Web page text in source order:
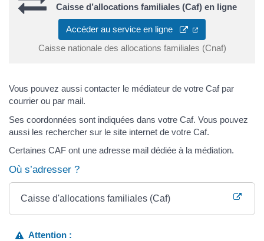
Caisse d’allocations familiales (Caf) en ligne
Accéder au service en ligne
Caisse nationale des allocations familiales (Cnaf)
Vous pouvez aussi contacter le médiateur de votre Caf par
courrier ou par mail.
Ses coordonnées sont indiquées dans votre Caf. Vous pouvez
aussi les rechercher sur le site internet de votre Caf.
Certaines CAF ont une adresse mail dédiée à la médiation.
Où s’adresser ?
Caisse d'allocations familiales (Caf)
Attention :